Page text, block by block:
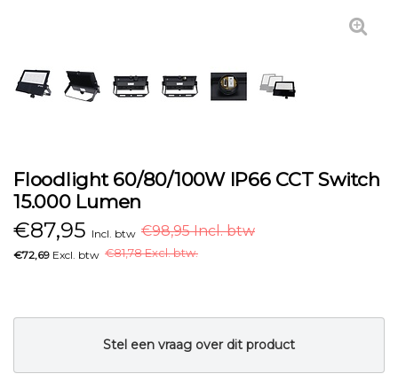
Floodlight 60/80/100W IP66 CCT Switch
15.000 Lumen
€87,95 Incl. btw €98,95 Incl. btw
€72,69 Excl. btw €81,78 Excl. btw.
Stel een vraag over dit product